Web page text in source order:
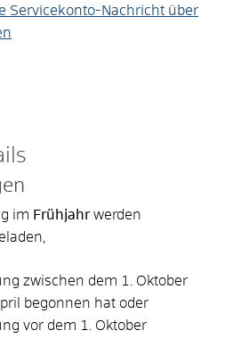
Servicekonto-Nachricht über
im Frühjahrwerden
zwischen dem 1. Oktober
begonnen hat oder
vor dem 1. Oktober